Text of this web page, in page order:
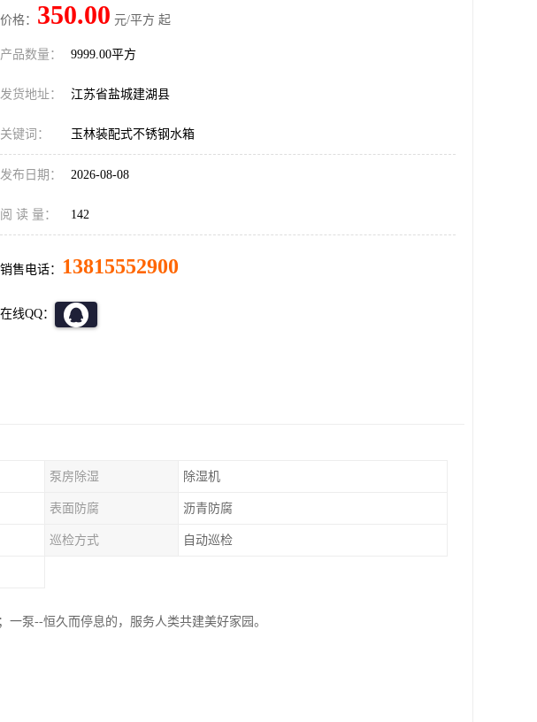
价格： 350.00 元/平方 起
产品数量： 9999.00平方
发货地址： 江苏省盐城建湖县
关键词： 玉林装配式不锈钢水箱
发布日期： 2026-08-08
阅 读 量： 142
销售电话： 13815552900
在线QQ：
泵房除湿 除湿机
表面防腐 沥青防腐
巡检方式 自动巡检
泵--恒久而停息的，服务人类共建美好家园。